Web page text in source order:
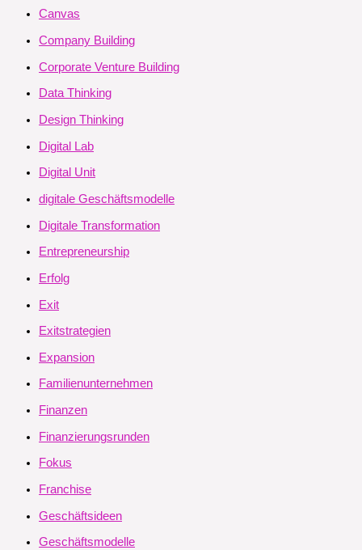
Canvas
Company Building
Corporate Venture Building
Data Thinking
Design Thinking
Digital Lab
Digital Unit
digitale Geschäftsmodelle
Digitale Transformation
Entrepreneurship
Erfolg
Exit
Exitstrategien
Expansion
Familienunternehmen
Finanzen
Finanzierungsrunden
Fokus
Franchise
Geschäftsideen
Geschäftsmodelle